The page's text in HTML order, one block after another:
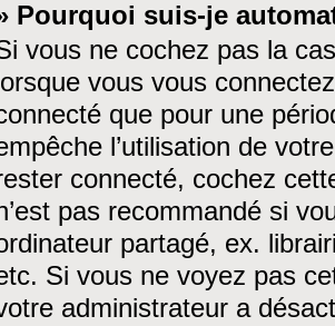
Pourquoi suis-je
vous ne cochez pas la
vous vous
que pour une
l’utilisation de
connecté, cochez
pas recommandé si
partagé, ex.
Si vous ne voyez pas
administrateur a